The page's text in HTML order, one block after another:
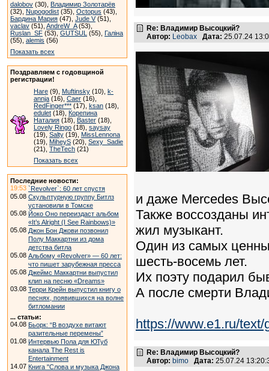
dalobov (30), Владимир Золотарёв
(32), Nupogodist (35), Octopus (43),
Бардина Мария (47), Jude V(51),
vaclav (51), AndreW_A(53),
Ruslan_SF (53), GUTSUL (55), Галіна
(55), alemis (56)
Показать всех
Поздравляем с годовщиной
регистрации!
Hare (9), Muftinsky (10), k-
annja (16), Caer (16),
RedFinger*** (17), ksan (18),
edulet (18), Корепина
Наталия (18), Baster (18),
Lovely Ringo (18), saysay
(19), Salty (19), MissLennona
(19), MiheyS (20), Sexy_Sadie
(21), TheTech (21)
Показать всех
Последние новости:
19:53 `Revolver`: 60 лет спустя
05.08 Скульптурную группу Битлз
установили в Томске
05.08 Йоко Оно переиздаст альбом
«It’s Alright (I See Rainbows)»
05.08 Джон Бон Джови позвонил
Полу Маккартни из дома
детства битла
05.08 Альбому «Revolver» — 60 лет:
что пишет зарубежная пресса
05.08 Джеймс Маккартни выпустил
клип на песню «Dreams»
03.08 Терри Крейн выпустил книгу о
песнях, появившихся на волне
битломании
... статьи:
04.08 Бьорк: “В воздухе витают
разительные перемены”
01.08 Интервью Пола для ЮТуб
канала The Rest is
Entertainment
14.07 Книга "Слова и музыка Джона
Re: Владимир Высоцкий?
Автор: Leobax Дата: 25.07.24
и даже Mercedes
Также воссозданы
жил музыкант.
Один из самых
шесть-восемь лет.
Их поэту подарил
А после смерти
https://www.e1.ru/
Re: Владимир Высоцкий?
Автор: bimo Дата: 25.07.24